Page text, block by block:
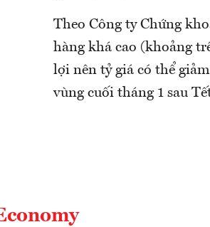
Theo Công ty Chứng
hàng khá cao (khoảng
lợi nên tỷ giá có thể
vùng cuối tháng 1 sau